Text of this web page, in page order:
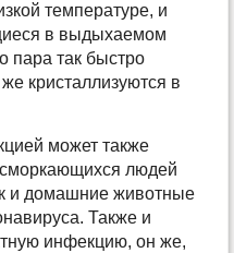
температуре, и
в выдыхаемом
пара так быстро
кристаллизуются в
может также
людей
и домашние животные
Также и
инфекцию, он же,